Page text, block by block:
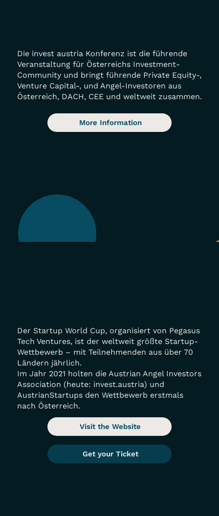
Die invest austria Konferenz ist die führende
Veranstaltung für Österreichs Investment-
Community und bringt führende Private Equity-,
Venture Capital-, und Angel-Investoren aus
Österreich, DACH, CEE und weltweit zusammen.
More Information
Der Startup World Cup, organisiert von Pegasus
Tech Ventures, ist der weltweit größte Startup-
Wettbewerb – mit Teilnehmenden aus über 70
Ländern jährlich.
Im Jahr 2021 holten die Austrian Angel Investors
Association (heute: invest.austria) und
AustrianStartups den Wettbewerb erstmals
nach Österreich.
Visit the Website
Get your Ticket